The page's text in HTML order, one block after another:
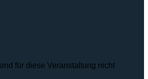
für diese Veranstaltung nicht